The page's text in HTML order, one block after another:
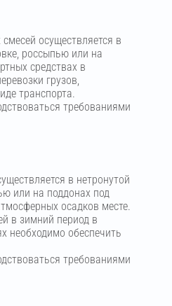
осуществляется в
россыпью или на
средствах в
грузов,
транспорта.
требованиями
в нетронутой
или на поддонах под
осадков месте.
в зимний период в
необходимо обеспечить
требованиями